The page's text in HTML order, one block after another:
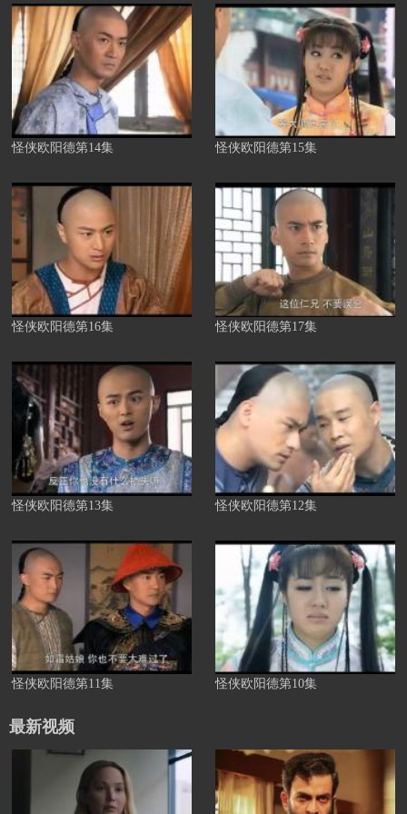
怪侠欧阳德第14集 怪侠欧阳德第15集
怪侠欧阳德第16集 怪侠欧阳德第17集
怪侠欧阳德第13集 怪侠欧阳德第12集
怪侠欧阳德第11集 怪侠欧阳德第10集
最新视频